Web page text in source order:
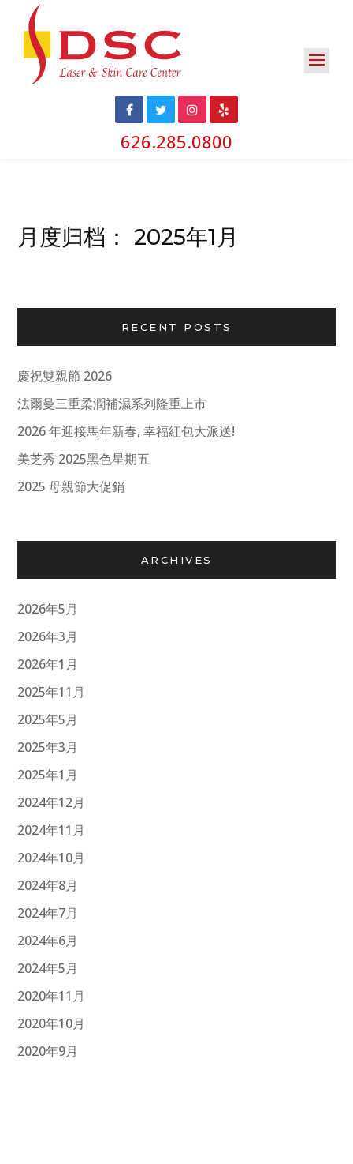
626.285.0800
月度归档：2025年1月
RECENT POSTS
慶祝雙親節 2026
法爾曼三重柔潤補濕系列隆重上市
2026 年迎接馬年新春, 幸福紅包大派送!
美芝秀 2025黑色星期五
2025 母親節大促銷
ARCHIVES
2026年5月
2026年3月
2026年1月
2025年11月
2025年5月
2025年3月
2025年1月
2024年12月
2024年11月
2024年10月
2024年8月
2024年7月
2024年6月
2024年5月
2020年11月
2020年10月
2020年9月